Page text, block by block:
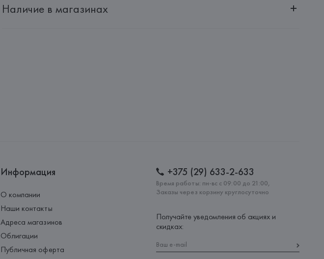
Адрес: Республика Беларусь, 220051, г. Минск, ул. Рафиева, д. 64, помещение 2-27
Наличие в магазинах
Информация
О компании
Наши контакты
Адреса магазинов
Облигации
Публичная оферта
+375 (29) 633-2-633
Время работы: пн-вс с 09:00 до 21:00,
Заказы через корзину круглосуточно
Получайте уведомления об акциях и
скидках: